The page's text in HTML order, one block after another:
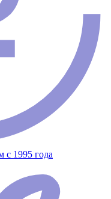
с 1995 года